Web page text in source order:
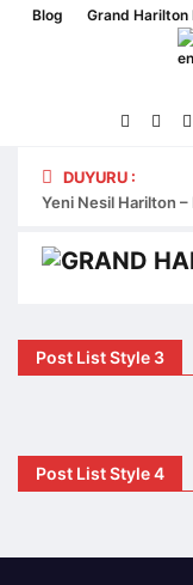
Blog Grand Harilton
DUYURU :
Yeni Nesil Harilton –
Post List Style 3
Post List Style 4